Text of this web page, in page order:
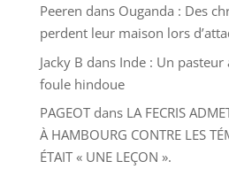
Peeren dans Ouganda : Des
perdent leur maison lors
Jacky B dans Inde : Un pasteur
foule hindoue
PAGEOTdans LA FECRIS
À HAMBOURG CONTRE LES
ÉTAIT « UNE LEÇON ».